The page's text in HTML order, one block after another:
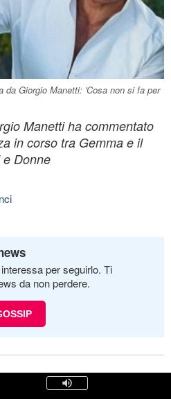
da Giorgio Manetti: 'Cosa non si fa per
Manetti ha commentato
in corso tra Gemma e il
Donne
per seguirlo. Ti
da non perdere.